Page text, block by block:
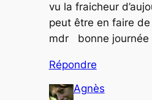
vu la fraicheur
peut être en faire
mdr bonne journée
Répondre
Agnès